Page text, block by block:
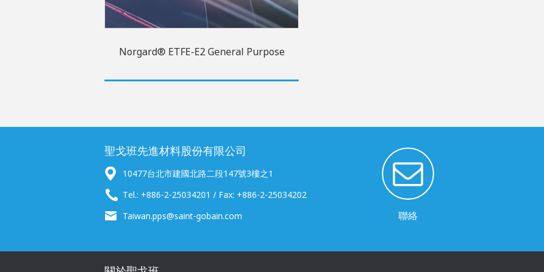
Norgard® ETFE-E2 General Purpose
聖戈班先進材料股份有限公司
10477台北市建國北路二段147號3樓之1
Tel.: +886-2-25034201 / Fax: +886-2-25034202
Taiwan.pps@saint-gobain.com
聯絡